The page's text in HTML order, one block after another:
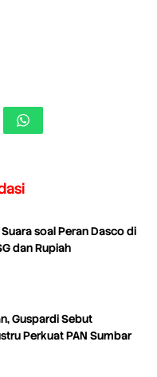
soal Peran Dasco di
dan Rupiah
Guspardi Sebut
Perkuat PAN Sumbar